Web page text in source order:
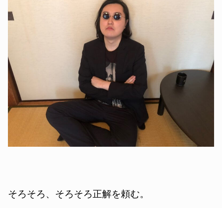
そろそろ、そろそろ正解を頼む。